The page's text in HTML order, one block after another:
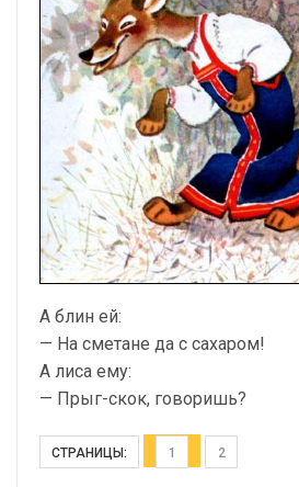
А блин ей:
— На сметане да с сахаром!
А лиса ему:
— Прыг-скок, говоришь?
СТРАНИЦЫ: 1 2